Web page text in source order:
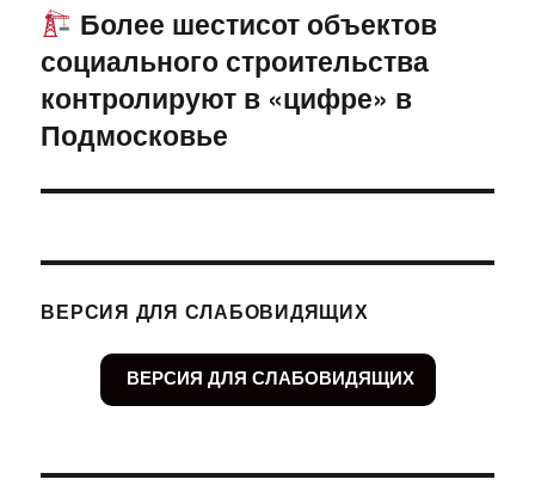
Следующая
запись:
Более шестисот объектов
социального строительства
контролируют в «цифре» в
Подмосковье
ВЕРСИЯ ДЛЯ СЛАБОВИДЯЩИХ
ВЕРСИЯ ДЛЯ СЛАБОВИДЯЩИХ